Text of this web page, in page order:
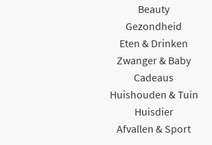
Beauty
Gezondheid
Eten & Drinken
Zwanger & Baby
Cadeaus
Huishouden & Tuin
Huisdier
Afvallen & Sport